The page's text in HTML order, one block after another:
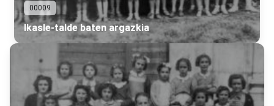
00009
Ikasle-talde baten argazkia